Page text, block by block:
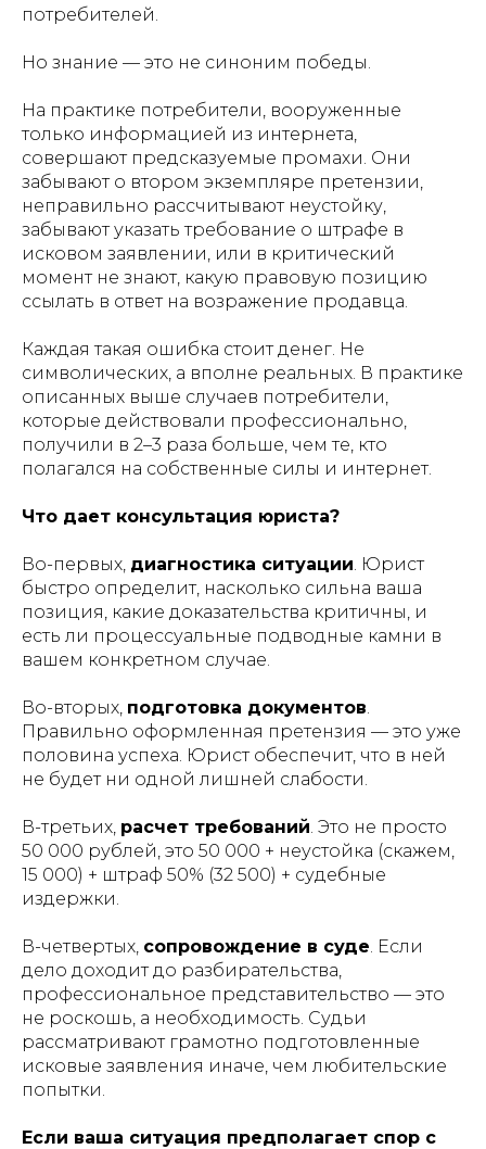
потребителей.
Но знание — это не синоним победы.
На практике потребители, вооруженные
только информацией из интернета,
совершают предсказуемые промахи. Они
забывают о втором экземпляре претензии,
неправильно рассчитывают неустойку,
забывают указать требование о штрафе в
исковом заявлении, или в критический
момент не знают, какую правовую позицию
ссылать в ответ на возражение продавца.
Каждая такая ошибка стоит денег. Не
символических, а вполне реальных. В практике
описанных выше случаев потребители,
которые действовали профессионально,
получили в 2–3 раза больше, чем те, кто
полагался на собственные силы и интернет.
Что дает консультация юриста?
Во-первых, диагностика ситуации. Юрист
быстро определит, насколько сильна ваша
позиция, какие доказательства критичны, и
есть ли процессуальные подводные камни в
вашем конкретном случае.
Во-вторых, подготовка документов.
Правильно оформленная претензия — это уже
половина успеха. Юрист обеспечит, что в ней
не будет ни одной лишней слабости.
В-третьих, расчет требований. Это не просто
50 000 рублей, это 50 000 + неустойка (скажем,
15 000) + штраф 50% (32 500) + судебные
издержки.
В-четвертых, сопровождение в суде. Если
дело доходит до разбирательства,
профессиональное представительство — это
не роскошь, а необходимость. Судьи
рассматривают грамотно подготовленные
исковые заявления иначе, чем любительские
попытки.
Если ваша ситуация предполагает спор с